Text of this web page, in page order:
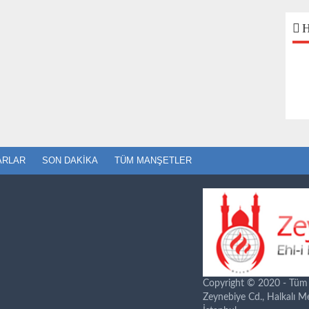
SON DAKIKA TÜM MANŞETLER
Copyright © 2020 - Tüm
Zeynebiye Cd., Halkalı